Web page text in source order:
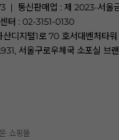
| 통신판매업 : 제 2023-서울
터 : 02-3151-0130
디지털1로 70 호서대벤처타
서울구로우체국 소포실 브
쇼핑몰